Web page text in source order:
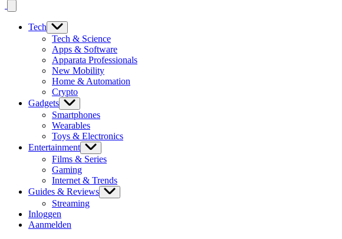
Tech
Tech & Science
Apps & Software
Apparata Professionals
New Mobility
Home & Automation
Crypto
Gadgets
Smartphones
Wearables
Toys & Electronics
Entertainment
Films & Series
Gaming
Internet & Trends
Guides & Reviews
Streaming
Inloggen
Aanmelden